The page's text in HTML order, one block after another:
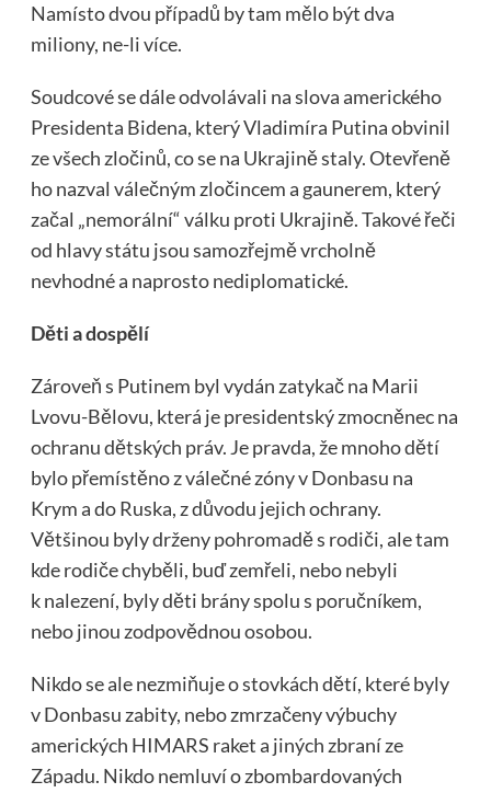
Namísto dvou případů by tam mělo být dva
miliony, ne-li více.
Soudcové se dále odvolávali na slova amerického
Presidenta Bidena, který Vladimíra Putina obvinil
ze všech zločinů, co se na Ukrajině staly. Otevřeně
ho nazval válečným zločincem a gaunerem, který
začal „nemorální“ válku proti Ukrajině. Takové řeči
od hlavy státu jsou samozřejmě vrcholně
nevhodné a naprosto nediplomatické.
Děti a dospělí
Zároveň s Putinem byl vydán zatykač na Marii
Lvovu-Bělovu, která je presidentský zmocněnec na
ochranu dětských práv. Je pravda, že mnoho dětí
bylo přemístěno z válečné zóny v Donbasu na
Krym a do Ruska, z důvodu jejich ochrany.
Většinou byly drženy pohromadě s rodiči, ale tam
kde rodiče chyběli, buď zemřeli, nebo nebyli
k nalezení, byly děti brány spolu s poručníkem,
nebo jinou zodpovědnou osobou.
Nikdo se ale nezmiňuje o stovkách dětí, které byly
v Donbasu zabity, nebo zmrzačeny výbuchy
amerických HIMARS raket a jiných zbraní ze
Západu. Nikdo nemluví o zbombardovaných